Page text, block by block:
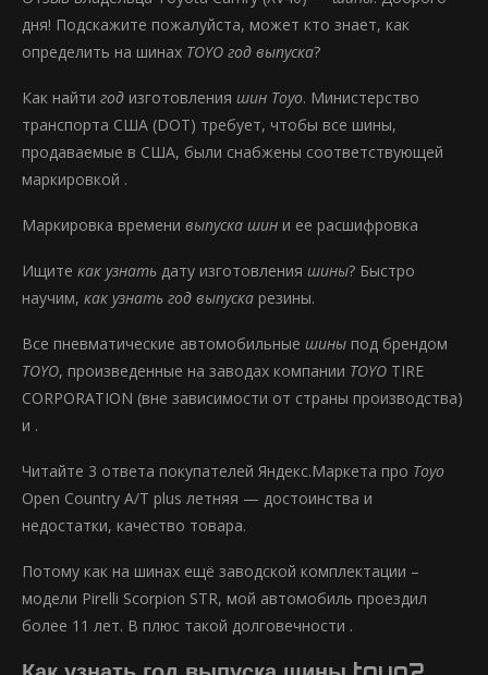
дня! Подскажите пожалуйста, может кто знает, как
определить на шинах TOYO год выпуска?
Как найти год изготовления шин Toyo. Министерство
транспорта США (DOT) требует, чтобы все шины,
продаваемые в США, были снабжены соответствующей
маркировкой .
Маркировка времени выпуска шин и ее расшифровка
Ищите как узнать дату изготовления шины? Быстро
научим, как узнать год выпуска резины.
Все пневматические автомобильные шины под брендом
TOYO, произведенные на заводах компании TOYO TIRE
CORPORATION (вне зависимости от страны производства)
и .
Читайте 3 ответа покупателей Яндекс.Маркета про Toyo
Open Country A/T plus летняя — достоинства и
недостатки, качество товара.
Потому как на шинах ещё заводской комплектации –
модели Pirelli Scorpion STR, мой автомобиль проездил
более 11 лет. В плюс такой долговечности .